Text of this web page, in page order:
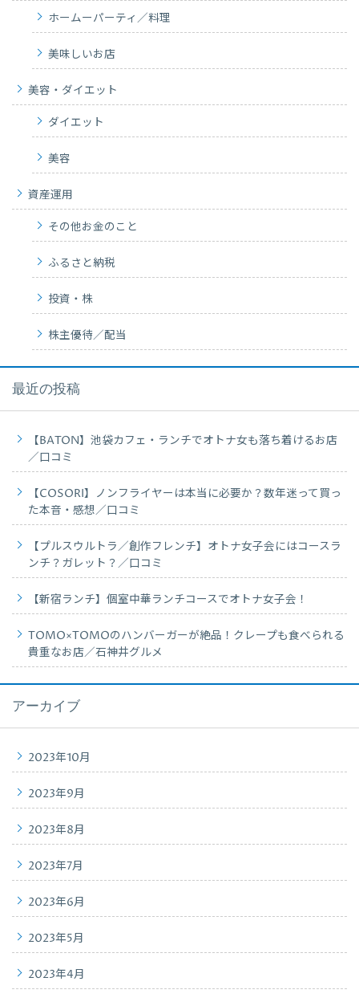
ホームーパーティ／料理
美味しいお店
美容・ダイエット
ダイエット
美容
資産運用
その他お金のこと
ふるさと納税
投資・株
株主優待／配当
最近の投稿
【BATON】池袋カフェ・ランチでオトナ女も落ち着けるお店
／口コミ
【COSORI】ノンフライヤーは本当に必要か？数年迷って買っ
た本音・感想／口コミ
【プルスウルトラ／創作フレンチ】オトナ女子会にはコースラ
ンチ？ガレット？／口コミ
【新宿ランチ】個室中華ランチコースでオトナ女子会！
TOMO×TOMOのハンバーガーが絶品！クレープも食べられる
貴重なお店／石神井グルメ
アーカイブ
2023年10月
2023年9月
2023年8月
2023年7月
2023年6月
2023年5月
2023年4月